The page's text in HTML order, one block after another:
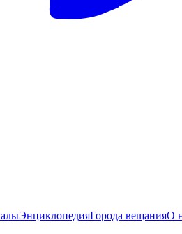
ЭнциклопедияГорода вещанияО